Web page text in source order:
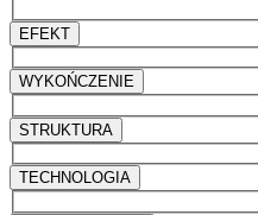
EFEKT
WYKOŃCZENIE
STRUKTURA
TECHNOLOGIA